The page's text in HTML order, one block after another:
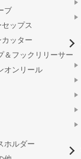
ブ
ップス
ッター
＆フックリリーサー
オンリール
ホルダー